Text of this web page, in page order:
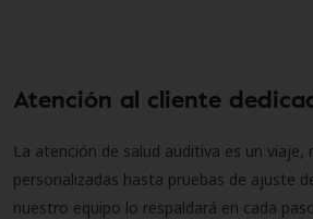
Atención al cliente
La atención de salud auditiva es un
personalizadas hasta pruebas de ajuste
nuestro equipo lo respaldará en cada